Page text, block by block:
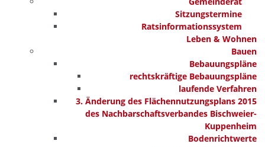
Sitzungstermine
Ratsinformationssystem
Leben & Wohnen
Bauen
Bebauungspläne
rechtskräftige Bebauungspläne
laufende Verfahren
3. Änderung des Flächennutzungsplans 2015
des Nachbarschaftsverbandes Bischweier-
Kuppenheim
Bodenrichtwerte